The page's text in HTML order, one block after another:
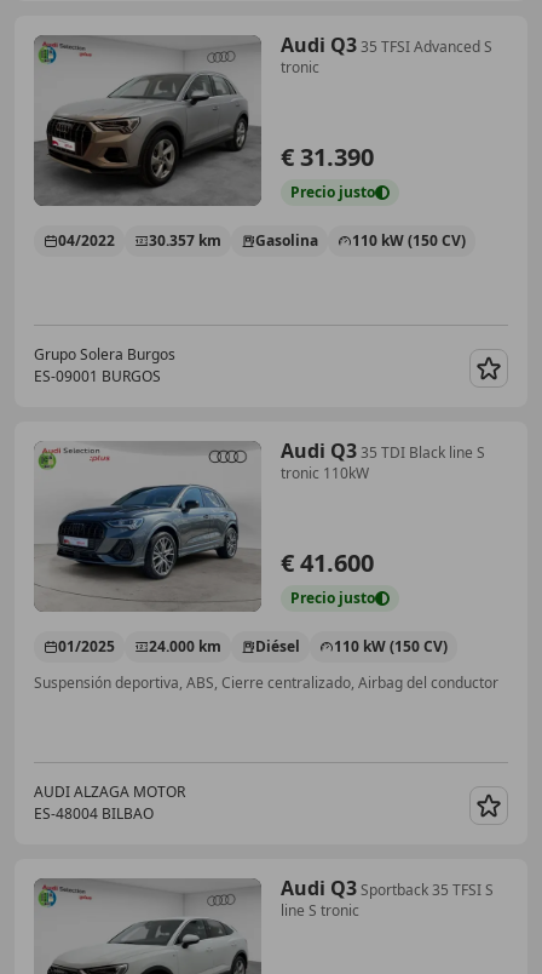
Audi Q335 TFSI Advanced S
tronic
€ 31.390
Precio justo
04/2022 30.357 km Gasolina 110 kW (150 CV)
Grupo Solera Burgos
ES-09001 BURGOS
Audi Q335 TDI Black line S
tronic 110kW
€ 41.600
Precio justo
01/2025 24.000 km Diésel
110 kW (150 CV)
Suspensión deportiva, ABS, Cierre centralizado, Airbag del conductor
AUDI ALZAGA MOTOR
ES-48004 BILBAO
Audi Q3Sportback 35 TFSI S
line S tronic